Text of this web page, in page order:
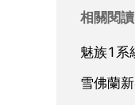
相關閱讀